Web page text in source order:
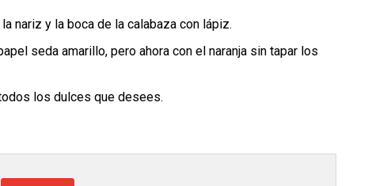
nariz y la boca de la calabaza con lápiz.
seda amarillo, pero ahora con el naranja sin tapar los
los dulces que desees.